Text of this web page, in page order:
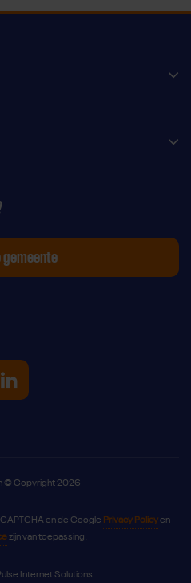
op Instagram
Sporten op Youtube
Uniek Sporten op
gemeente
© Copyright 2026
en de Google Privacy Policyen
zijn van toepassing.
Internet Solutions